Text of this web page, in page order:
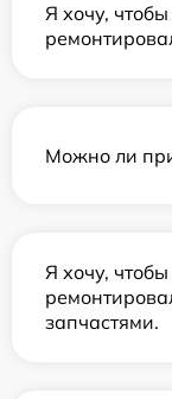
Я хочу,
Можно ли
Я хочу,
запчастями.